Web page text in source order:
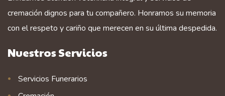
cremación dignos para tu compañero. Honramos su memoria
con el respeto y cariño que merecen en su última despedida.
Nuestros Servicios
Servicios Funerarios